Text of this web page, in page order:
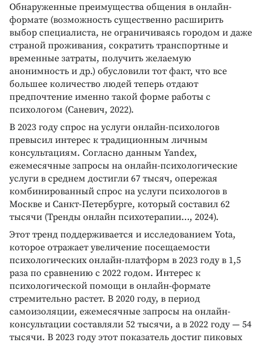
Обнаруженные преимущества общения в онлайн-
формате (возможность существенно расширить
выбор специалиста, не ограничиваясь городом и даже
страной проживания, сократить транспортные и
временные затраты, получить желаемую
анонимность и др.) обусловили тот факт, что все
большее количество людей теперь отдают
предпочтение именно такой форме работы с
психологом (Саневич, 2022).
В 2023 году спрос на услуги онлайн-психологов
превысил интерес к традиционным личным
консультациям. Согласно данным Yandex,
ежемесячные запросы на онлайн-психологические
услуги в среднем достигли 67 тысяч, опережая
комбинированный спрос на услуги психологов в
Москве и Санкт-Петербурге, который составил 62
тысячи (Тренды онлайн психотерапии…, 2024).
Этот тренд поддерживается и исследованием Yota,
которое отражает увеличение посещаемости
психологических онлайн-платформ в 2023 году в 1,5
раза по сравнению с 2022 годом. Интерес к
психологической помощи в онлайн-формате
стремительно растет. В 2020 году, в период
самоизоляции, ежемесячные запросы на онлайн-
консультации составляли 52 тысячи, а в 2022 году — 54
тысячи. В 2023 году этот показатель достиг пиковых